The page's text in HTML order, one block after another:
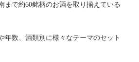
まで約60銘柄のお酒を取り揃えている
数、酒類別に様々なテーマのセット